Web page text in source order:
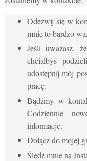
Odezwij się w
mnie to bardzo
Jeśli uważasz,
chciałbyś
udostępnij mój
pracę.
Bądźmy w
Codziennie
informacje.
Dołącz do mojej
Śledź mnie na